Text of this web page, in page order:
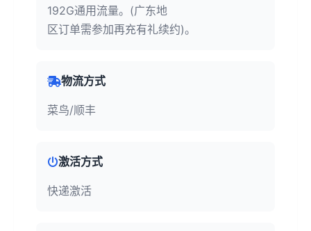
192G通用流量。(广东地
区订单需参加再充有礼续约)。
物流方式
菜鸟/顺丰
激活方式
快递激活